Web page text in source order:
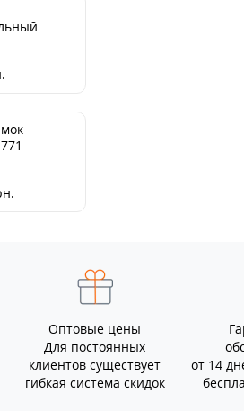
Оптовые цены
Для постоянных
клиентов существует
гибкая система скидок
от 14